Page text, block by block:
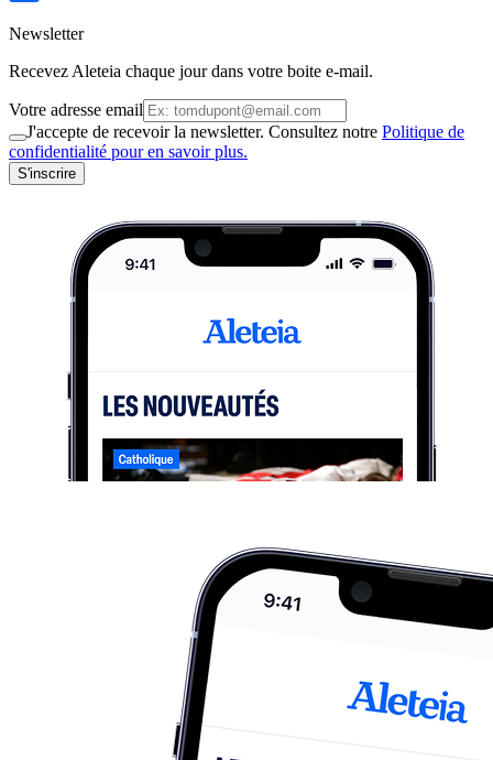
Newsletter
Recevez Aleteia chaque jour dans votre boite e-mail.
Votre adresse email
J'accepte de recevoir la newsletter. Consultez notre Politique de
confidentialité pour en savoir plus.
S'inscrire